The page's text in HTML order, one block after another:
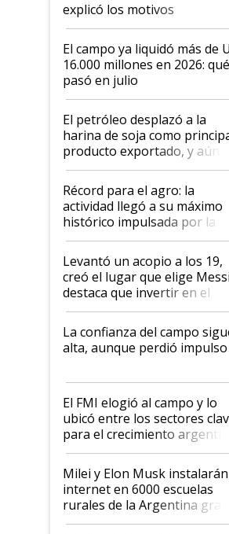
explicó los motivos
El campo ya liquidó más de
16.000 millones en 2026: qué
pasó en julio
El petróleo desplazó a la
harina de soja como
producto exportado, y aún
el agro aportó casi seis de
diez dólares y sostuvo el
liderazgo en un semestre
récord
Récord para el agro: la
actividad llegó a su máximo
histórico impulsada por la
cosecha y las exportaciones
Levantó un acopio a los 19,
creó el lugar que elige
destaca que invertir en el
kirchnerismo era como
plata a un hijo para droga":
Juan Félix Rossetti, el
que de una dura crisis salió
de Milei
La confianza del campo
alta, aunque perdió impulso
El FMI elogió al campo y lo
ubicó entre los sectores
para el crecimiento argentino
Milei y Elon Musk instalarán
internet en 6000 escuelas
rurales de la Argentina
a un acuerdo con Starlink